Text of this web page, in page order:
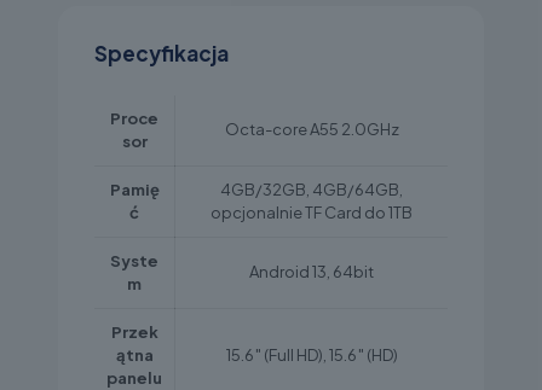
Specyfikacja
Proce
sor
Octa-core A55 2.0GHz
Pamię
ć
4GB/32GB, 4GB/64GB,
opcjonalnie TF Card do 1TB
Syste
m
Android 13, 64bit
Przek
ątna
panelu
15.6″ (Full HD), 15.6″ (HD)